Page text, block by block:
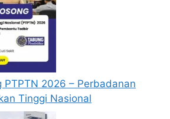
akan dipanggil ke
Sila lengkapkan dan
anda yang telah
yang tidak menerima
selepas6 bulandari
ditutup hendaklah
permohonan mereka tidak
PTPTN 2026 – Perbadanan
Tinggi Nasional